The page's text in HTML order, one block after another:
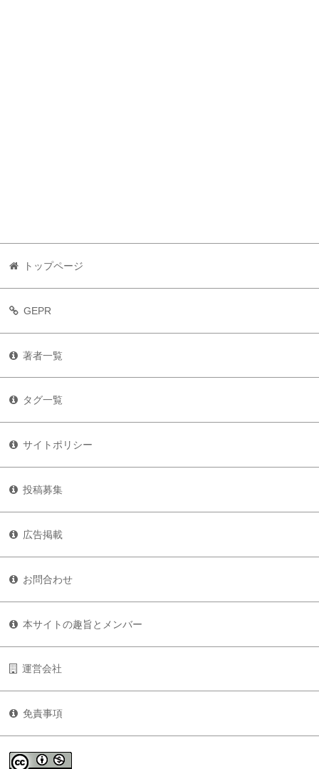
トップページ
GEPR
著者一覧
タグ一覧
サイトポリシー
投稿募集
広告掲載
お問合わせ
本サイトの趣旨とメンバー
運営会社
免責事項